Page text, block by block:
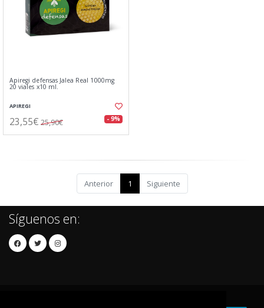
Apiregi defensas Jalea Real 1000mg
20 viales x10 ml.
APIREGI
23,55€ 25,90€ - 9%
Anterior 1 Siguiente
Síguenos en: